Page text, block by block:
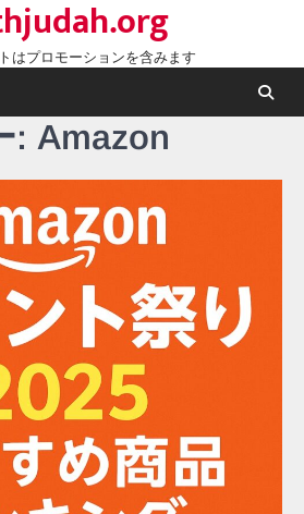
はプロモーションを含みます
: Amazon